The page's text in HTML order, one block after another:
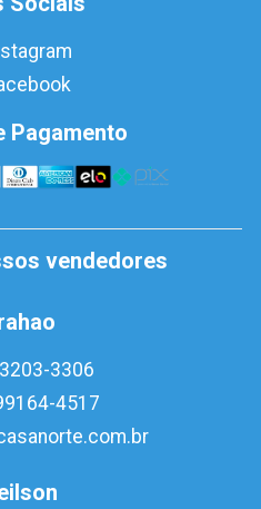
Pagamento
vendedores
3306
4517